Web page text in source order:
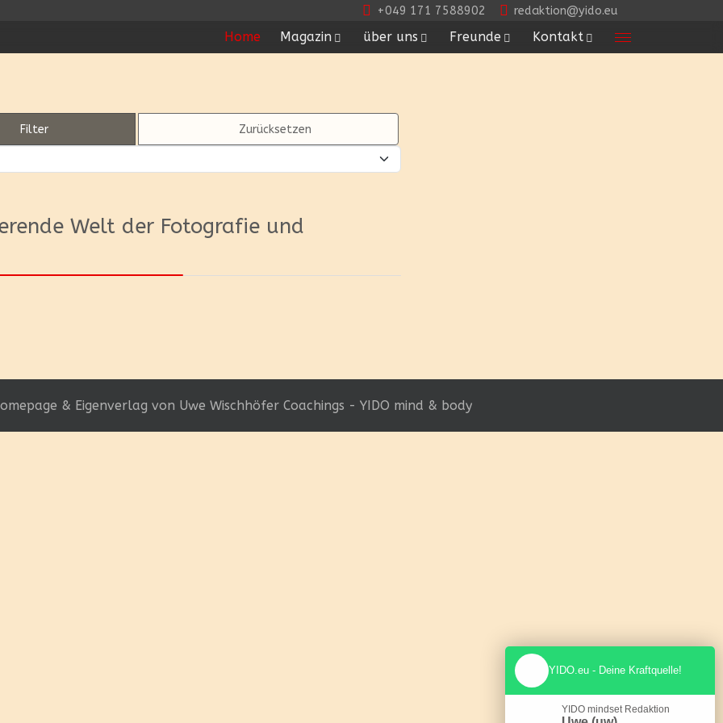
+049 171 7588902 redaktion@yido.eu
Home Magazin über uns Freunde Kontakt
Filter Zurücksetzen
Welt der Fotografie und
& Eigenverlag von Uwe Wischhöfer Coachings - YIDO mind & body
YIDO.eu - Deine Kraftquelle!
YIDO mindset Redaktion